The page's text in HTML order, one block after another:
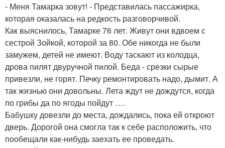
- Меня Тамарка зовут! - Представилась пассажирка,
которая оказалась на редкость разговорчивой.
Как выяснилось, Тамарке 76 лет. Живут они вдвоем с
сестрой Зойкой, которой за 80. Обе никогда не были
замужем, детей не имеют. Воду таскают из колодца,
дрова пилят двуручной пилой. Беда - срезки сырые
привезли, не горят. Печку ремонтировать надо, дымит. А
так жизнью они довольны. Лета ждут не дождутся, когда
по грибы да по ягоды пойдут ….
Бабушку довезли до места, дождались, пока ей откроют
дверь. Дорогой она смогла так к себе расположить, что
пообещали как-нибудь заехать ее проведать.